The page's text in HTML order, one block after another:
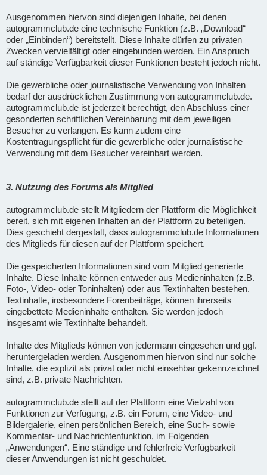
Ausgenommen hiervon sind diejenigen Inhalte, bei denen
autogrammclub.de eine technische Funktion (z.B. „Download“
oder „Einbinden“) bereitstellt. Diese Inhalte dürfen zu privaten
Zwecken vervielfältigt oder eingebunden werden. Ein Anspruch
auf ständige Verfügbarkeit dieser Funktionen besteht jedoch nicht.
Die gewerbliche oder journalistische Verwendung von Inhalten
bedarf der ausdrücklichen Zustimmung von autogrammclub.de.
autogrammclub.de ist jederzeit berechtigt, den Abschluss einer
gesonderten schriftlichen Vereinbarung mit dem jeweiligen
Besucher zu verlangen. Es kann zudem eine
Kostentragungspflicht für die gewerbliche oder journalistische
Verwendung mit dem Besucher vereinbart werden.
3. Nutzung des Forums als Mitglied
autogrammclub.de stellt Mitgliedern der Plattform die Möglichkeit
bereit, sich mit eigenen Inhalten an der Plattform zu beteiligen.
Dies geschieht dergestalt, dass autogrammclub.de Informationen
des Mitglieds für diesen auf der Plattform speichert.
Die gespeicherten Informationen sind vom Mitglied generierte
Inhalte. Diese Inhalte können entweder aus Medieninhalten (z.B.
Foto-, Video- oder Toninhalten) oder aus Textinhalten bestehen.
Textinhalte, insbesondere Forenbeiträge, können ihrerseits
eingebettete Medieninhalte enthalten. Sie werden jedoch
insgesamt wie Textinhalte behandelt.
Inhalte des Mitglieds können von jedermann eingesehen und ggf.
heruntergeladen werden. Ausgenommen hiervon sind nur solche
Inhalte, die explizit als privat oder nicht einsehbar gekennzeichnet
sind, z.B. private Nachrichten.
autogrammclub.de stellt auf der Plattform eine Vielzahl von
Funktionen zur Verfügung, z.B. ein Forum, eine Video- und
Bildergalerie, einen persönlichen Bereich, eine Such- sowie
Kommentar- und Nachrichtenfunktion, im Folgenden
„Anwendungen“. Eine ständige und fehlerfreie Verfügbarkeit
dieser Anwendungen ist nicht geschuldet.